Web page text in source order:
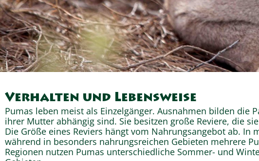
Verhalten und Lebensweise
Pumas leben meist als Einzelgänger. Ausnahmen bilden die
ihrer Mutter abhängig sind. Sie besitzen große Reviere, die
Die Größe eines Reviers hängt vom Nahrungsangebot ab. In
während in besonders nahrungsreichen Gebieten mehrere
Regionen nutzen Pumas unterschiedliche Sommer- und